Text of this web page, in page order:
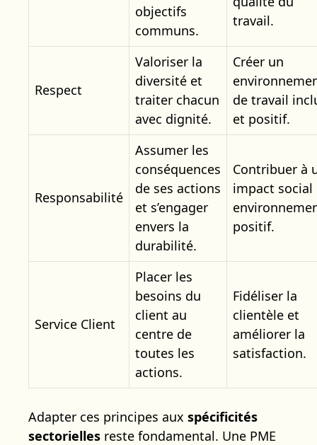
objectifs
communs.
travail.
Respect
Valoriser la
diversité et
traiter chacun
avec dignité.
Créer un
de travail
et positif.
Responsabilité
Assumer les
conséquences
de ses actions
et s’engager
envers la
durabilité.
Contribuer à
impact social
positif.
Service Client
Placer les
besoins du
client au
centre de
toutes les
actions.
Fidéliser la
clientèle et
améliorer la
satisfaction.
Adapter ces principes aux spécificités
sectorielles reste fondamental. Une PME